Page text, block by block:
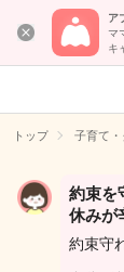
ア
マ
キ
トップ 子育て
約束を
休みが
約束守